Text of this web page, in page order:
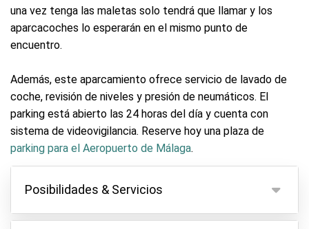
una vez tenga las maletas solo tendrá que llamar y los
aparcacoches lo esperarán en el mismo punto de
encuentro.
Además, este aparcamiento ofrece servicio de lavado de
coche, revisión de niveles y presión de neumáticos. El
parking está abierto las 24 horas del día y cuenta con
sistema de videovigilancia. Reserve hoy una plaza de
parking para el Aeropuerto de Málaga.
Posibilidades & Servicios
Posibilidades